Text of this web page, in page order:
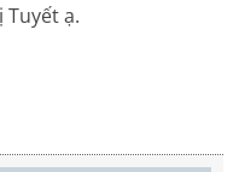
Tuyết ạ.